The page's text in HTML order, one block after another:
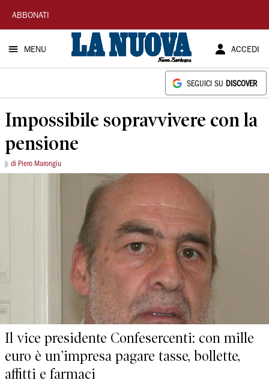
La
Nuova
Sardegna
ABBONATI
MENU ACCEDI
SEGUICI SU DISCOVER
Impossibile sopravvivere con la
pensione
di Piero Marongiu
Il vice presidente Confesercenti: con mille
euro è un’impresa pagare tasse, bollette,
affitti e farmaci